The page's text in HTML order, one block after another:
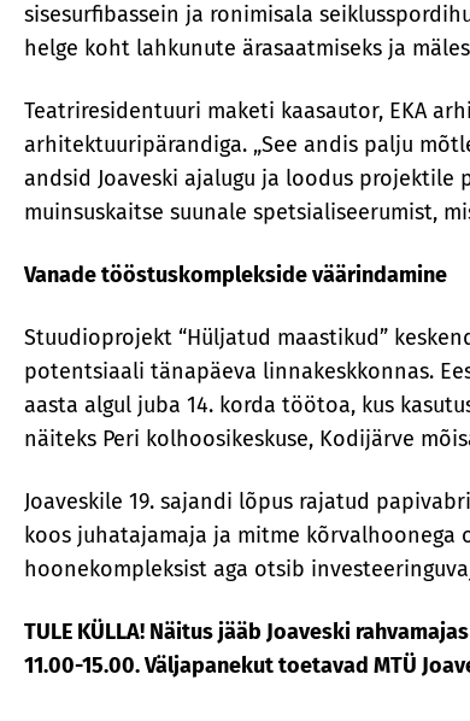
sisesurfibassein ja ronimisala
helge koht lahkunute ärasaatmiseks ja
Teatriresidentuuri maketi kaasautor, EKA
arhitektuuripärandiga. „See andis palju
andsid Joaveski ajalugu ja loodus projektile
muinsuskaitse suunale spetsialiseerumist,
Vanade tööstuskomplekside väärindamine
Stuudioprojekt “Hüljatud maastikud”
potentsiaali tänapäeva linnakeskkonnas.
aasta algul juba 14. korda töötoa, kus
näiteks Peri kolhoosikeskuse, Kodijärve
Joaveskile 19. sajandi lõpus rajatud
koos juhatajamaja ja mitme kõrvalhoonega
hoonekompleksist aga otsib
TULE KÜLLA! Näitus jääb Joaveski
11.00-15.00. Väljapanekut toetavad MTÜ